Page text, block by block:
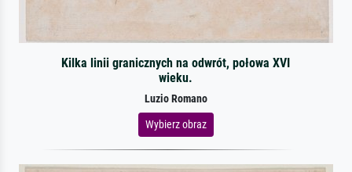
Kilka linii granicznych na odwrót, połowa XVI
wieku.
Luzio Romano
Wybierz obraz